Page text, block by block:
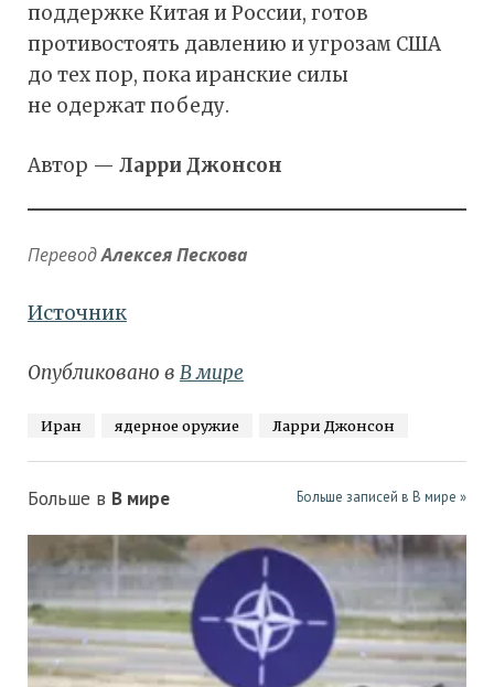
поддержке Китая и России, готов
противостоять давлению и угрозам США
до тех пор, пока иранские силы
не одержат победу.
Автор — Ларри Джонсон
ПереводАлексея Пескова
Источник
Опубликовано в В мире
Иран ядерное оружие Ларри Джонсон
Больше в В мире Больше записей в В мире »